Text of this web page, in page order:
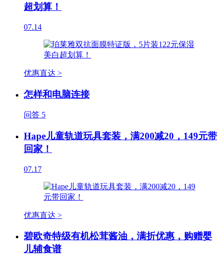
超划算！
07.14
优惠直达 >
怎样和电脑连接
问答 5
Hape儿童轨道玩具套装，满200减20，149元带
回家！
07.17
优惠直达 >
碧欧奇特级有机松茸酱油，满折优惠，购赠婴
儿辅食谱